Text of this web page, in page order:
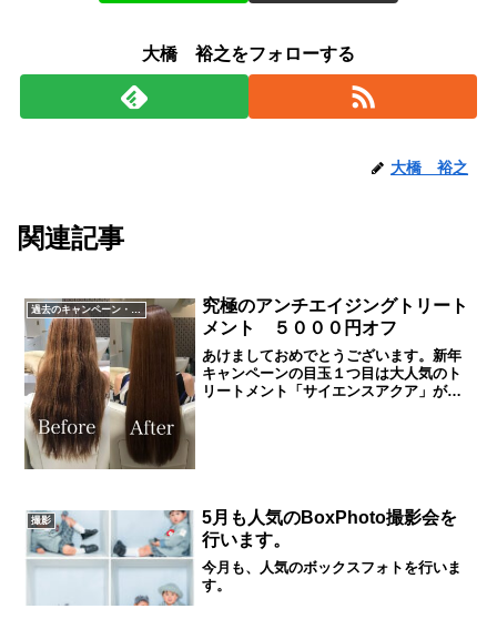
大橋 裕之をフォローする
大橋 裕之
関連記事
究極のアンチエイジングトリート
メント ５０００円オフ
あけましておめでとうございます。新年
キャンペーンの目玉１つ目は大人気のト
リートメント「サイエンスアクア」が最
撮影
5月も人気のBoxPhoto撮影会を
行います。
今月も、人気のボックスフォトを行いま
す。